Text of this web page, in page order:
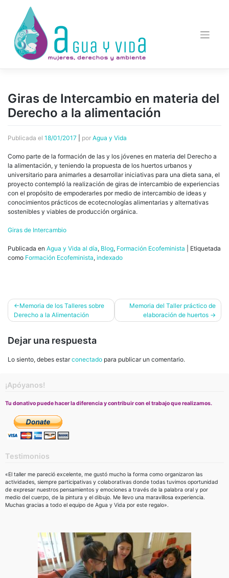
contenido
Giras de Intercambio en materia del
Derecho a la alimentación
Publicada el 18/01/2017 por Agua y Vida
Como parte de la formación de las y los jóvenes en materia del Derecho a
la alimentación, y teniendo la propuesta de los huertos urbanos y
universitario para animarles a desarrollar iniciativas para una dieta sana, el
proyecto contempló la realización de giras de intercambio de experiencias
con el propósito de empoderarles por medio de intercambio de ideas y
conocimientos prácticos de ecotecnologías alimentarias y alternativas
sostenibles y viables de producción orgánica.
Giras de Intercambio
Publicada en Agua y Vida al día, Blog, Formación Ecofeminista
Etiquetada
como Formación Ecofeminista, indexado
Navegación
de
entradas
Memoria de los Talleres sobre
Derecho a la Alimentación
Memoria del Taller práctico de
elaboración de huertos
Dejar una respuesta
Lo siento, debes estarconectado para publicar un comentario.
¡Apóyanos!
Tu donativo puede hacer la diferencia y contribuir con el trabajo que realizamos.
Testimonios
«El taller me pareció excelente, me gustó mucho la forma como organizaron las
actividades, siempre participativas y colaborativas donde todas tuvimos oportunidad
de expresar nuestros pensamientos y emociones a través de la palabra oral y por
medio del cuerpo, de la pintura y el dibujo. Me llevo una maravillosa experiencia.
Muchas gracias a todo el equipo de Agua y Vida por este regalo».